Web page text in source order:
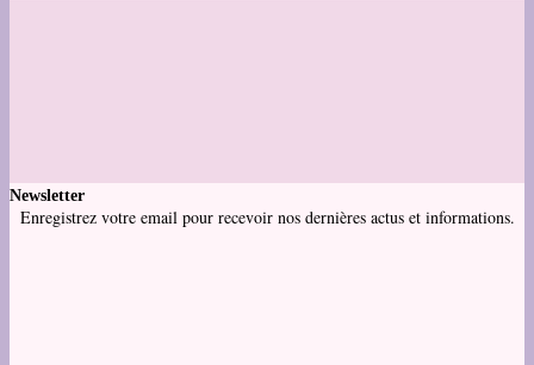
Newsletter
Enregistrez votre email pour recevoir nos dernières actus et informations.